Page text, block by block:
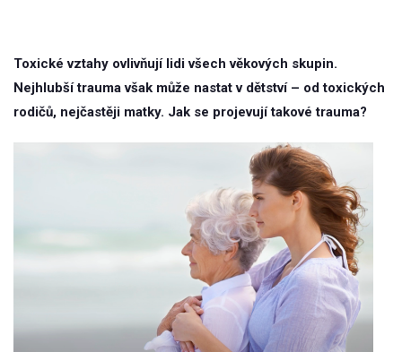
Toxické vztahy ovlivňují lidi všech věkových skupin.
Nejhlubší trauma však může nastat v dětství – od toxických
rodičů, nejčastěji matky. Jak se projevují takové trauma?